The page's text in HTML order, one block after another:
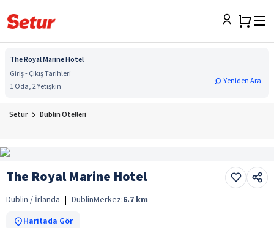
The Royal Marine Hotel
Giriş - Çıkış Tarihleri
1 Oda, 2 Yetişkin
Yeniden Ara
Setur Dublin Otelleri
The Royal Marine Hotel
Dublin / İrlanda | DublinMerkez:6.7 km
Haritada Gör